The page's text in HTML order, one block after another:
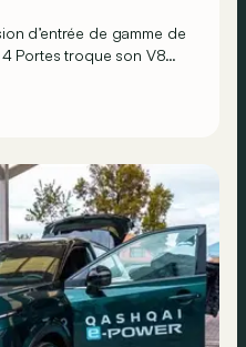
d’entrée de gamme de
Portes troque son V8